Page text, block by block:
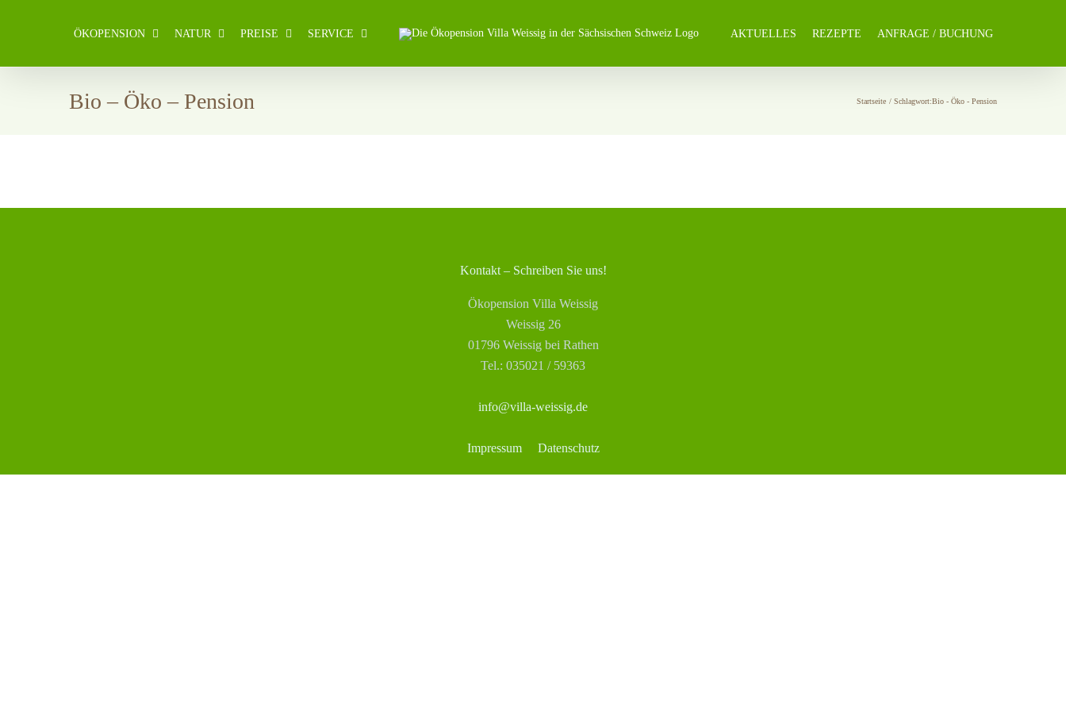
ÖKOPENSION NATUR PREISE SERVICE AKTUELLES REZEPTE ANFRAGE / BUCHUNG
Bio – Öko – Pension Startseite Schlagwort:Bio - Öko - Pension
Kontakt – Schreiben Sie uns!
Ökopension Villa Weissig
Weissig 26
01796 Weissig bei Rathen
Tel.: 035021 / 59363
info@villa-weissig.de
Impressum Datenschutz